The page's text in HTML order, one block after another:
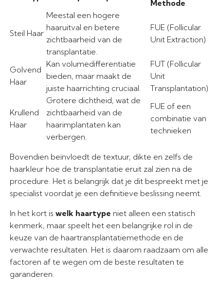
Methode
Steil Haar
Meestal een hogere
haaruitval en betere
zichtbaarheid van de
transplantatie.
FUE (Follicular
Unit Extraction)
Golvend
Haar
Kan volumedifferentiatie
bieden, maar maakt de
juiste haarrichting cruciaal.
FUT (Follicular
Unit
Transplantation)
Krullend
Haar
Grotere dichtheid, wat de
zichtbaarheid van de
haarimplantaten kan
verbergen.
FUE of een
combinatie van
technieken
Bovendien beïnvloedt de textuur, dikte en zelfs de
haarkleur hoe de transplantatie eruit zal zien na de
procedure. Het is belangrijk dat je dit bespreekt met je
specialist voordat je een definitieve beslissing neemt.
In het kort is welk haartype niet alleen een statisch
kenmerk, maar speelt het een belangrijke rol in de
keuze van de haartransplantatiemethode en de
verwachte resultaten. Het is daarom raadzaam om alle
factoren af te wegen om de beste resultaten te
garanderen.